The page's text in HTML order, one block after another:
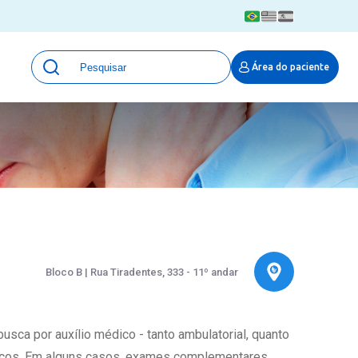
Área do paciente
Unidades
Qualidade e Segurança em saúde
Eventos
Portal Pesquisa
Programa de Qualidade em Pesquisa
(ProQuali)
Pesquisa Hospital Moinhos de Vento
Pronto Atendimento Digital
Bloco B | Rua Tiradentes, 333 - 11º andar
por auxílio médico - tanto ambulatorial, quanto